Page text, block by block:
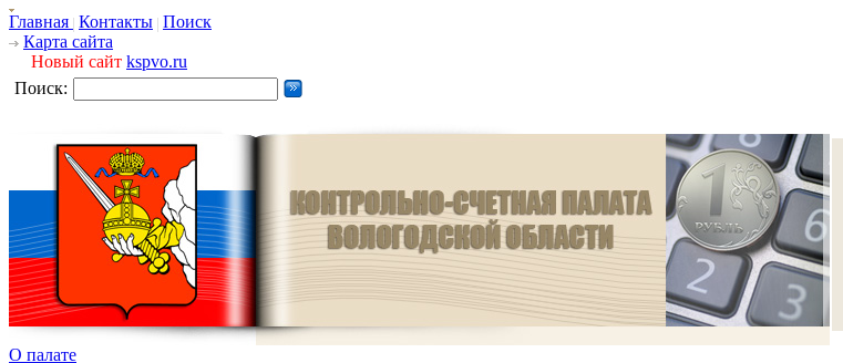
Главная Контакты Поиск
Карта сайта
Новый сайт kspvo.ru
Поиск:
О палате